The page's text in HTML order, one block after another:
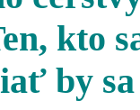
kto
by